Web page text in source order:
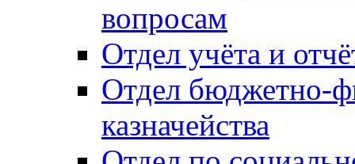
вопросам
Отдел учёта и
Отдел бюджетно-
казначейства